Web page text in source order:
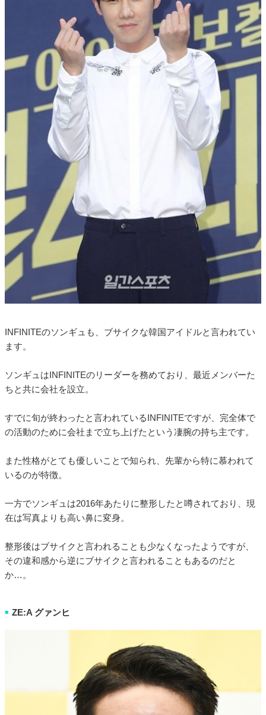
INFINITEのソンギュも、ブサイクな韓国アイドルと言われてい
ます。
ソンギュはINFINITEのリーダーを務めており、最近メンバーた
ちと共に会社を設立。
すでに旬が終わったと言われているINFINITEですが、完全体で
の活動のために会社まで立ち上げたという凄腕の持ち主です。
また性格がとても優しいことで知られ、先輩から特に慕われて
いるのが特徴。
一方でソンギュは2016年あたりに整形したと噂されており、現
在は写真よりも高い鼻に変身。
整形後はブサイクと言われることも少なくなったようですが、
その違和感から逆にブサイクと言われることもあるのだと
か…。
■ ZE:A グァンヒ